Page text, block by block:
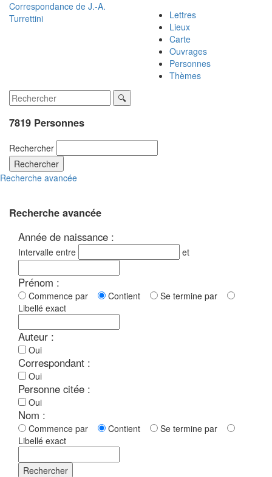
Correspondance de J.-A.
Turrettini
Lettres
Lieux
Carte
Ouvrages
Personnes
Thèmes
7819 Personnes
Rechercher
Rechercher
Recherche avancée
Recherche avancée
Année de naissance :
Intervalle entre et
Prénom :
Commence par Contient
Se termine par
Libellé exact
Auteur :
Oui
Correspondant :
Oui
Personne citée :
Oui
Nom :
Commence par Contient
Se termine par
Libellé exact
Rechercher